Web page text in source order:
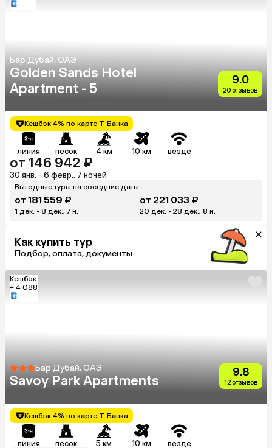
Бар Дубай, ОАЭ
Golden Sands Hotel
Apartment - 5
9.0
20 отзывов
Кешбэк 4% по карте Т-Банка
линия песок 4 км 10 км везде
от 146 942 ₽
30 янв. - 6 февр., 7 ночей
Выгодные туры на соседние даты
от 181 559 ₽
1 дек. - 8 дек., 7 н.
от 221 033 ₽
20 дек. - 28 дек., 8 н.
Как купить тур
Подбор, оплата, документы
Кешбэк
+ 4 088
Бар Дубай, ОАЭ
Savoy Park Apartments
9.8
12 отзывов
Кешбэк 4% по карте Т-Банка
линия песок 5 км 10 км везде